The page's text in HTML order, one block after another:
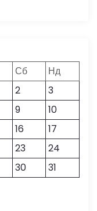
Сб
Нд
2
3
9
10
16
17
23
24
30 31